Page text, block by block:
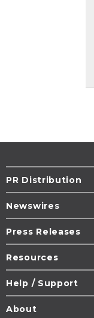
PR Distribution
Newswires
Press Releases
Resources
Help / Support
About